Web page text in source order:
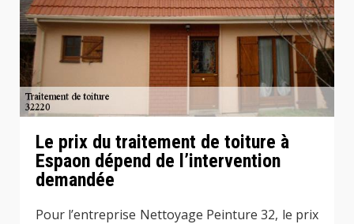
Le prix du traitement de toiture à
Espaon dépend de l’intervention
demandée
Pour l’entreprise Nettoyage Peinture 32, le prix